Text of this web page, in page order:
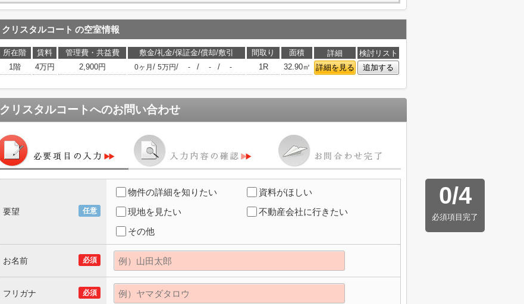
クリスタルコート の空室情報
所在階 賃料 管理費・共益費 敷金/礼金/保証金/償却/敷引 間取り 面積 詳細
検討リスト
1階
4万円 2,900円 0ヶ月 / 5万円/ - / - / - 1R 32.90㎡ 詳細を見る 追加する
クリスタルコートへのお問い合わせ
0/4
必須項目完了
任意
要望
物件の詳細を知りたい
資料がほしい
現地を見たい
不動産会社に行きたい
その他
必須
お名前
必須
フリガナ